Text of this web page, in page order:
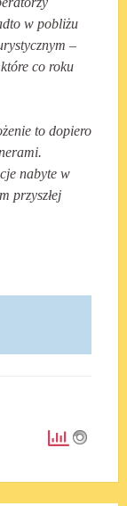
w pobliżu
–
co roku
to dopiero
nabyte w
przyszłej